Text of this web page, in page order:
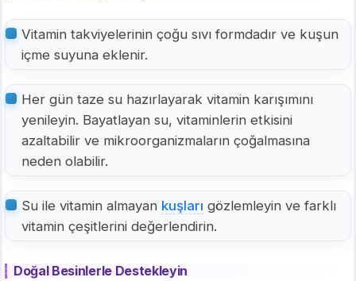
Vitamin takviyelerinin çoğu sıvı formdadır ve kuşun
içme suyuna eklenir.
Her gün taze su hazırlayarak vitamin karışımını
yenileyin. Bayatlayan su, vitaminlerin etkisini
azaltabilir ve mikroorganizmaların çoğalmasına
neden olabilir.
Su ile vitamin almayan kuşları gözlemleyin ve farklı
vitamin çeşitlerini değerlendirin.
Doğal Besinlerle Destekleyin